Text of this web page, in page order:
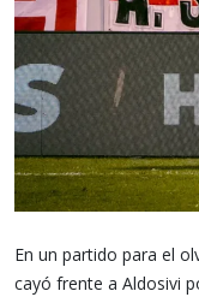
En un partido para el
cayó frente a Aldosivi